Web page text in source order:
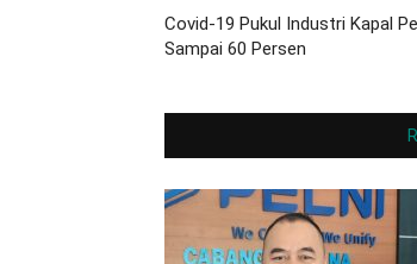
Covid-19 Pukul Industri Kapal
Sampai 60 Persen